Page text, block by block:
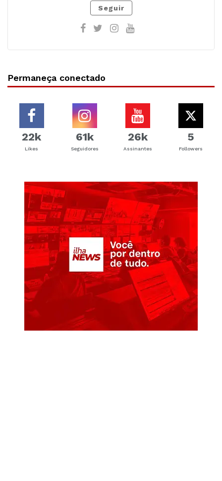
Seguir
Permaneça conectado
22k
Likes
61k
Seguidores
26k
Assinantes
5
Followers